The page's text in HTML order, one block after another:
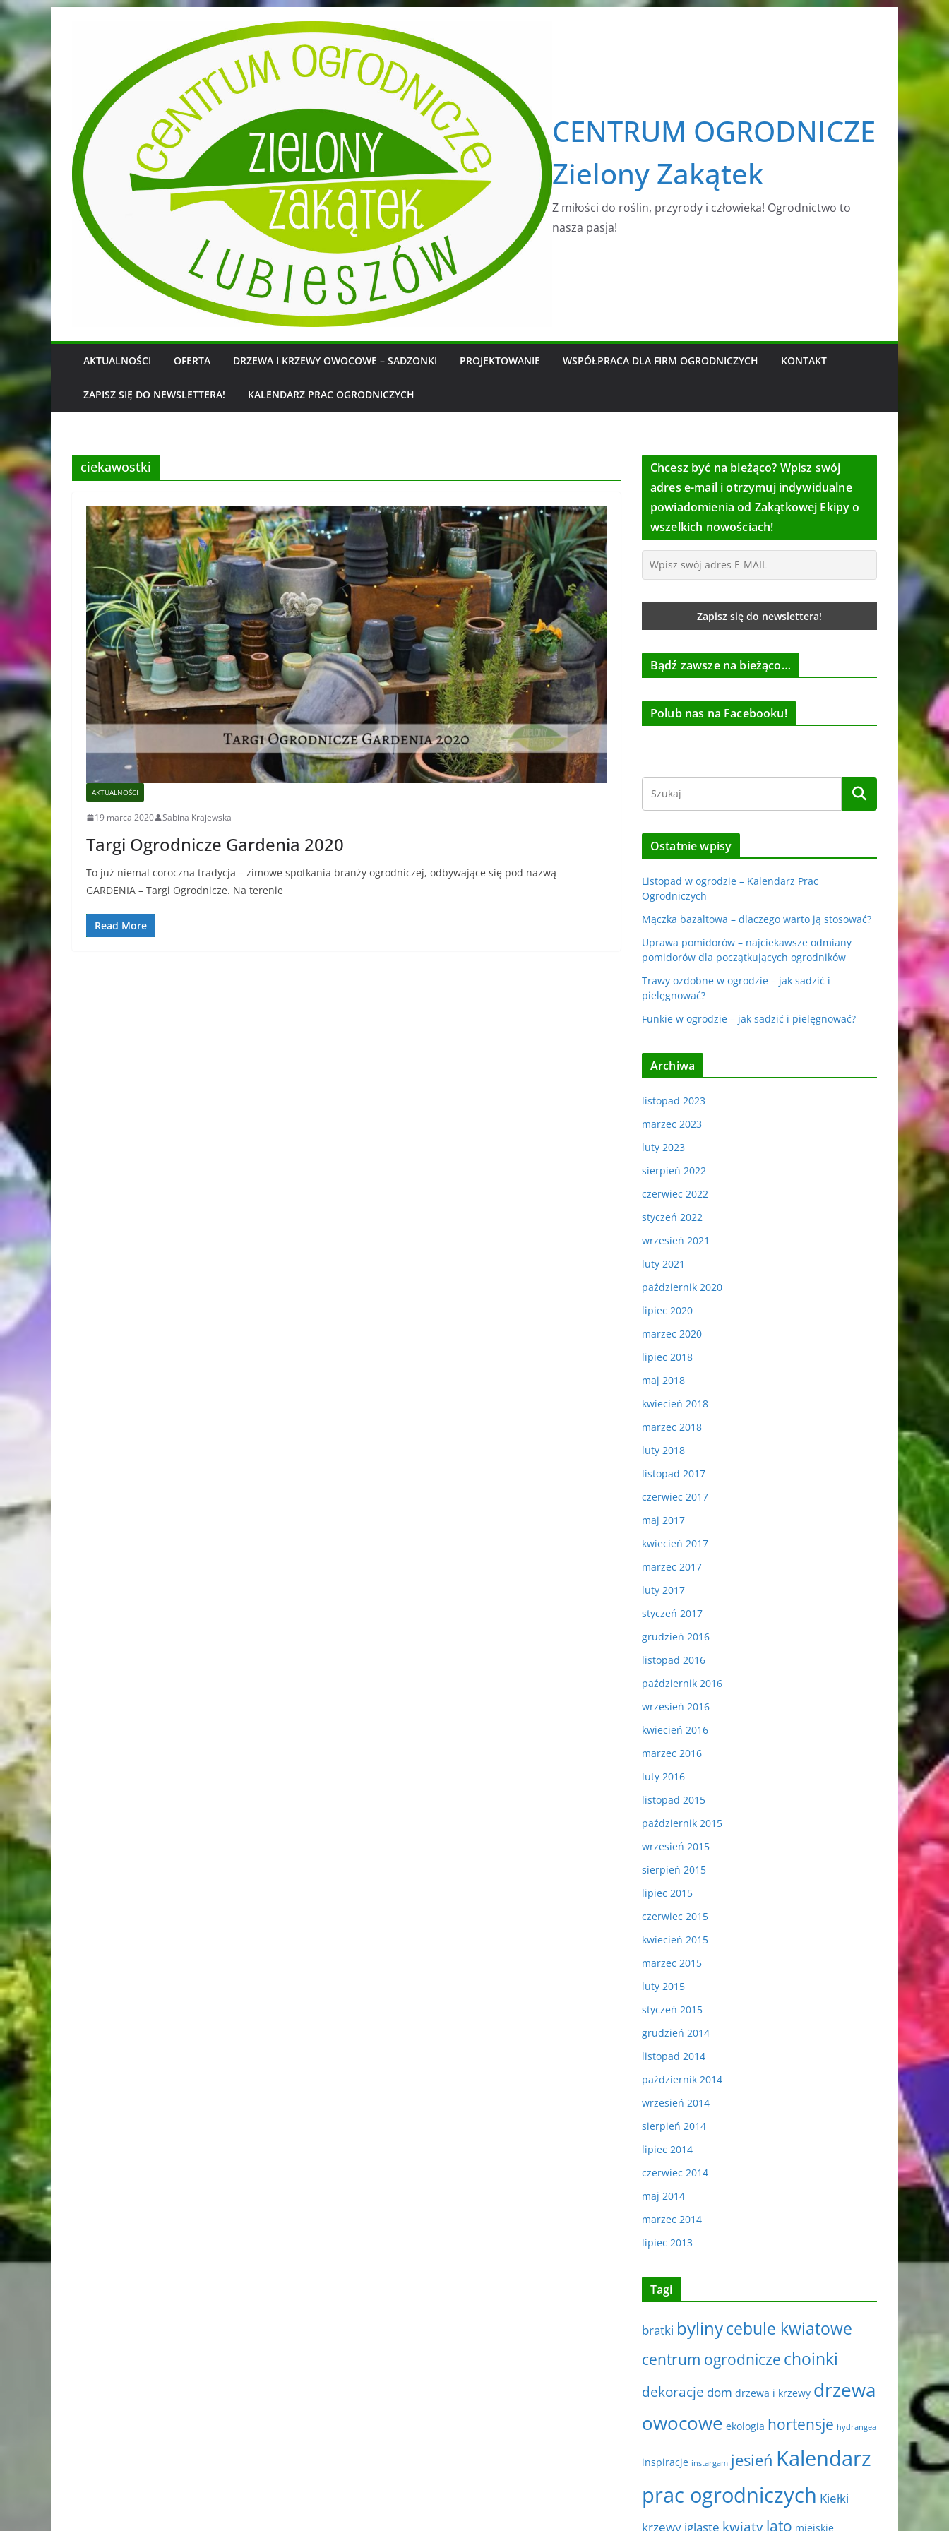
Przejdź
CENTRUM OGRODNICZE
Zielony Zakątek
Z miłości do roślin, przyrody i człowieka! Ogrodnictwo to
nasza pasja!
AKTUALNOŚCI OFERTA DRZEWA I KRZEWY OWOCOWE – SADZONKI PROJEKTOWANIE WSPÓŁPRACA DLA FIRM OGRODNICZYCH KONTAKT
ZAPISZ SIĘ DO NEWSLETTERA! KALENDARZ PRAC OGRODNICZYCH
ciekawostki
AKTUALNOŚCI
19 marca 2020 Sabina Krajewska
Targi Ogrodnicze Gardenia 2020
To już niemal coroczna tradycja – zimowe spotkania branży ogrodniczej, odbywające się pod nazwą
GARDENIA – Targi Ogrodnicze. Na terenie
Read More
Chcesz być na bieżąco? Wpisz swój
adres e-mail i otrzymuj indywidualne
powiadomienia od Zakątkowej Ekipy o
wszelkich nowościach!
Bądź zawsze na bieżąco…
Polub nas na Facebooku!
Ostatnie wpisy
Listopad w ogrodzie – Kalendarz Prac
Ogrodniczych
Mączka bazaltowa – dlaczego warto ją stosować?
Uprawa pomidorów – najciekawsze odmiany
pomidorów dla początkujących ogrodników
Trawy ozdobne w ogrodzie – jak sadzić i
pielęgnować?
Funkie w ogrodzie – jak sadzić i pielęgnować?
Archiwa
listopad 2023
marzec 2023
luty 2023
sierpień 2022
czerwiec 2022
styczeń 2022
wrzesień 2021
luty 2021
październik 2020
lipiec 2020
marzec 2020
lipiec 2018
maj 2018
kwiecień 2018
marzec 2018
luty 2018
listopad 2017
czerwiec 2017
maj 2017
kwiecień 2017
marzec 2017
luty 2017
styczeń 2017
grudzień 2016
listopad 2016
październik 2016
wrzesień 2016
kwiecień 2016
marzec 2016
luty 2016
listopad 2015
październik 2015
wrzesień 2015
sierpień 2015
lipiec 2015
czerwiec 2015
kwiecień 2015
marzec 2015
luty 2015
styczeń 2015
grudzień 2014
listopad 2014
październik 2014
wrzesień 2014
sierpień 2014
lipiec 2014
czerwiec 2014
maj 2014
marzec 2014
lipiec 2013
Tagi
bratki bylinycebule kwiatowe
centrum ogrodnicze choinki
dekoracje dom drzewa i krzewy drzewa
owocowe ekologia hortensje hydrangea
inspiracje instargam jesień Kalendarz
prac ogrodniczych Kiełki
krzewy iglaste kwiatylato miejskie